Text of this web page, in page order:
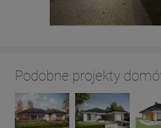
Podobne projekty